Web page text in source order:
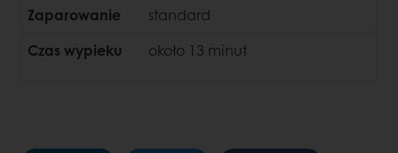
Zaparowanie
standard
Czas wypieku
około 13 minut